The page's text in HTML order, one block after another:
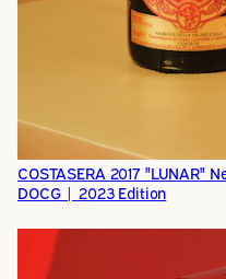
COSTASERA 2017 "LUNAR"
DOCG | 2023 Edition